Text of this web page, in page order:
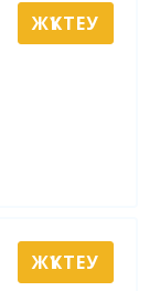
ЖҮКТЕУ
ЖҮКТЕУ